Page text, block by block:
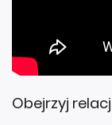
Obejrzyj